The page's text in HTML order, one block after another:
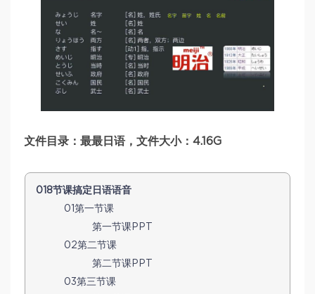
文件目录：最最日语，文件大小：4.16G
018节课搞定日语语音
01第一节课
第一节课PPT
02第二节课
第二节课PPT
03第三节课